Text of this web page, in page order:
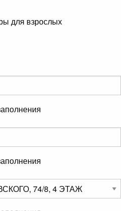
для взрослых